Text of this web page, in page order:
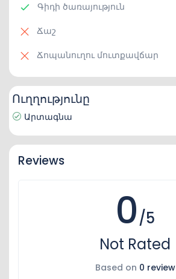
Գիդի ծառայություն
Ճաշ
Ճոպանուղու մուտքավճար
Ուղղությունը
Արտագնա
Reviews
0/5
Not Rated
Based on 0 review